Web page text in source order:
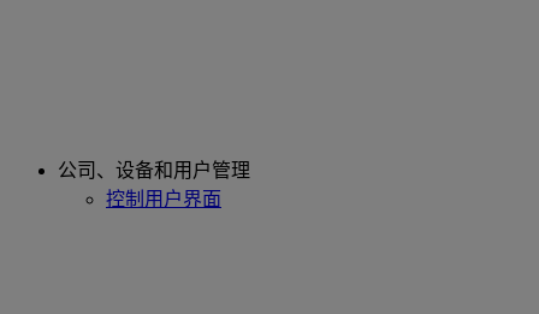
公司、设备和用户管理
控制用户界面